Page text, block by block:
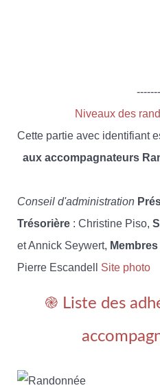
Niveaux des
Cette partie avec identifiant
aux accompagnateurs
Conseil d'administration
Trésorière : Christine Piso,
et Annick Seywert,
Pierre Escandell Site photo
֎ Liste des